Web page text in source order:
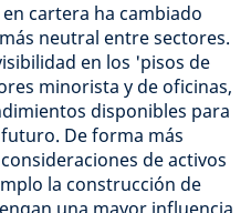
cartera ha cambiado
neutral entre sectores.
en los 'pisos de
minorista y de oficinas,
disponibles para
De forma más
de activos
la construcción de